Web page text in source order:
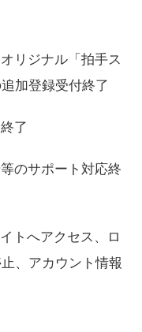
リジナル「拍手ス
加登録受付終了
了
のサポート対応終
トへアクセス、ロ
、アカウント情報